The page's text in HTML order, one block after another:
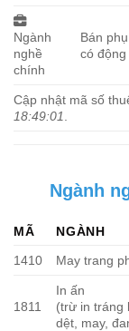
Ngành
nghề
chính
Bán
có
Cập nhật mã số
18:49:01
Ngành
MÃ
NGÀNH
1410
May trang
1811
In ấn
(trừ in tráng
dệt, may,